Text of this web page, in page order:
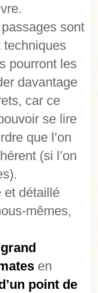
sont
techniques
pourront les
davantage
car ce
se lire
que l’on
(si l’on
et détaillé
mêmes,
en
point de